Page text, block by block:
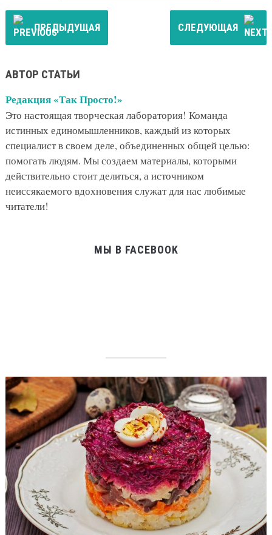
ПРЕДЫДУЩАЯ СЛЕДУЮЩАЯ
АВТОР СТАТЬИ
Редакция «Так Просто!»
Это настоящая творческая лаборатория! Команда
истинных единомышленников, каждый из которых
специалист в своем деле, объединенных общей целью:
помогать людям. Мы создаем материалы, которыми
действительно стоит делиться, а источником
неиссякаемого вдохновения служат для нас любимые
читатели!
МЫ В FACEBOOK